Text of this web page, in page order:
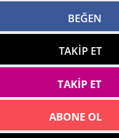
BEĞEN
TAKIP ET
TAKIP ET
ABONE OL